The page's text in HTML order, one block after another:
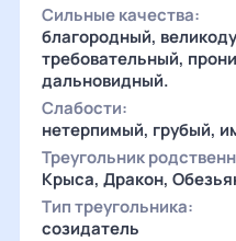
Сильные качества:
благородный,
требовательный,
дальновидный.
Слабости:
нетерпимый, грубый,
Треугольник
Крыса, Дракон,
Тип треугольника:
созидатель